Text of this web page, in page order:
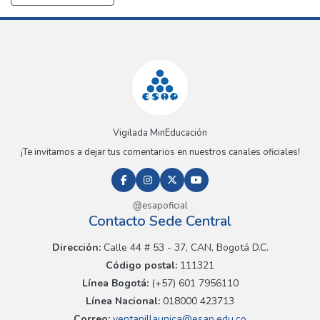
Vigilada MinEducación
¡Te invitamos a dejar tus comentarios en nuestros canales oficiales!
@esapoficial
Contacto Sede Central
Dirección:Calle 44 # 53 - 37, CAN, Bogotá D.C.
Código postal: 111321
Línea Bogotá:(+57) 601 7956110
Línea Nacional: 018000 423713